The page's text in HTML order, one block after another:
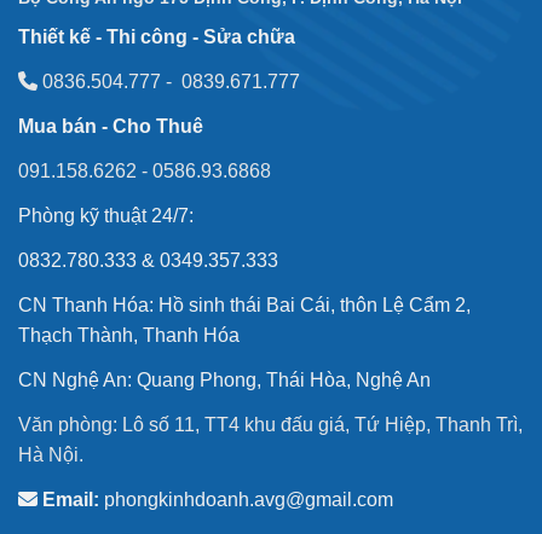
Thiết kế - Thi công - Sửa chữa
0836.504.777 - 0839.671.777
Mua bán - Cho Thuê
091.158.6262 - 0586.93.6868
Phòng kỹ thuật 24/7:
0832.780.333 & 0349.357.333
CN Thanh Hóa: Hồ sinh thái Bai Cái, thôn Lệ Cẩm 2,
Thạch Thành, Thanh Hóa
CN Nghệ An: Quang Phong, Thái Hòa, Nghệ An
Văn phòng: Lô số 11, TT4 khu đấu giá, Tứ Hiệp, Thanh Trì,
Hà Nội.
Email: phongkinhdoanh.avg@gmail.com